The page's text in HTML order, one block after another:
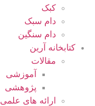
کبک
دام سبک
دام سنگین
کتابخانه آرین
مقالات
آموزشی
پژوهشی
ارائه های علمی